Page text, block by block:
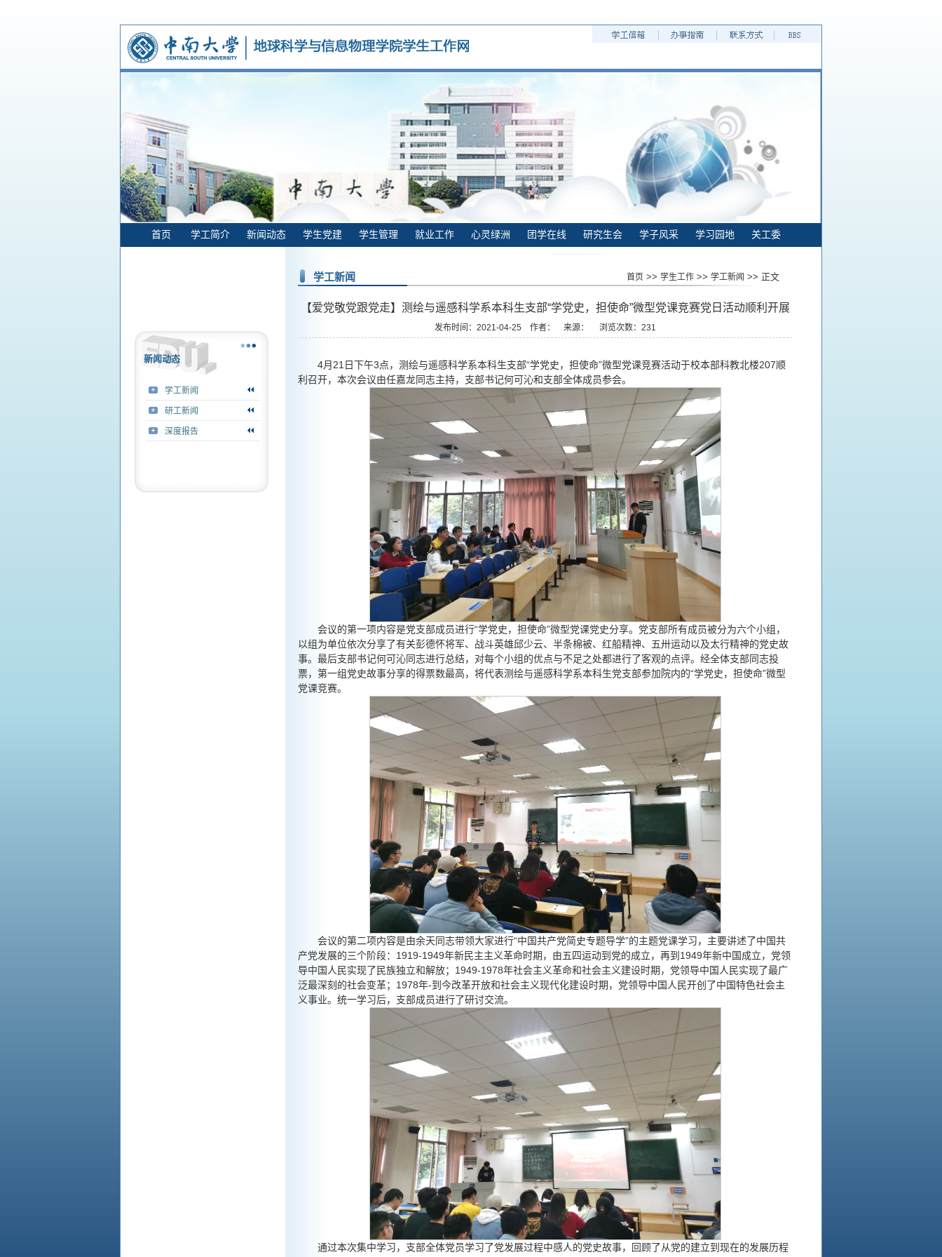
首页 学工简介 新闻动态 学生党建 学生管理 就业工作 心灵绿洲 团学在线 研究生会 学子风采 学习园地 关工委
新闻动态
学工新闻
研工新闻
深度报告
学工新闻 首页 >> 学生工作 >> 学工新闻 >> 正文
【爱党敬党跟党走】测绘与遥感科学系本科生支部“学党史，担使命”微型党课竞赛党日活动顺利开展
发布时间：2021-04-25 作者： 来源： 浏览次数： 231
4月21日下午3点，测绘与遥感科学系本科生支部“学党史，担使命”微型党课竞赛活动于校本部科教北楼207顺
利召开，本次会议由任嘉龙同志主持，支部书记何可沁和支部全体成员参会。
会议的第一项内容是党支部成员进行“学党史，担使命”微型党课党史分享。党支部所有成员被分为六个小组，
以组为单位依次分享了有关彭德怀将军、战斗英雄邱少云、半条棉被、红船精神、五卅运动以及太行精神的党史故
事。最后支部书记何可沁同志进行总结，对每个小组的优点与不足之处都进行了客观的点评。经全体支部同志投
票，第一组党史故事分享的得票数最高，将代表测绘与遥感科学系本科生党支部参加院内的“学党史，担使命”微型
党课竞赛。
会议的第二项内容是由余天同志带领大家进行“中国共产党简史专题导学”的主题党课学习，主要讲述了中国共
产党发展的三个阶段：1919-1949年新民主主义革命时期，由五四运动到党的成立，再到1949年新中国成立，党领
导中国人民实现了民族独立和解放；1949-1978年社会主义革命和社会主义建设时期，党领导中国人民实现了最广
泛最深刻的社会变革；1978年-到今改革开放和社会主义现代化建设时期，党领导中国人民开创了中国特色社会主
义事业。统一学习后，支部成员进行了研讨交流。
通过本次集中学习，支部全体党员学习了党发展过程中感人的党史故事，回顾了从党的建立到现在的发展历程